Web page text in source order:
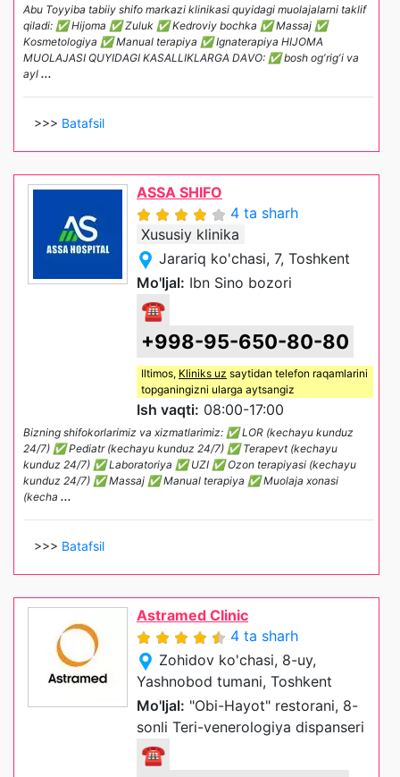
Abu Toyyiba tabiiy shifo markazi klinikasi quyidagi muolajalarni taklif
qiladi: ✅ Hijoma ✅ Zuluk ✅ Kedroviy bochka ✅ Massaj ✅
Kosmetologiya ✅ Manual terapiya ✅ Ignaterapiya HIJOMА
MUOLАJАSI QUYIDАGI KАSАLLIKLАRGА DАVO: ✅ bosh ogʼrigʼi va
ayl ...
>>> Batafsil
ASSA SHIFO
4 ta sharh
Xususiy klinika
Jarariq ko'chasi, 7, Toshkent
Mo'ljal: Ibn Sino bozori
☎
+998-95-650-80-80
Iltimos, Kliniks uz saytidan telefon raqamlarini
topganingizni ularga aytsangiz
Ish vaqti: 08:00-17:00
Bizning shifokorlarimiz va xizmatlarimiz: ✅ LOR (kechayu kunduz
24/7) ✅ Pediatr (kechayu kunduz 24/7) ✅ Terapevt (kechayu
kunduz 24/7) ✅ Laboratoriya ✅ UZI ✅ Ozon terapiyasi (kechayu
kunduz 24/7) ✅ Massaj ✅ Manual terapiya ✅ Muolaja xonasi
(kecha ...
>>> Batafsil
Astramed Clinic
4 ta sharh
Zohidov ko'chasi, 8-uy,
Yashnobod tumani, Toshkent
Mo'ljal: "Obi-Hayot" restorani, 8-
sonli Teri-venerologiya dispanseri
☎